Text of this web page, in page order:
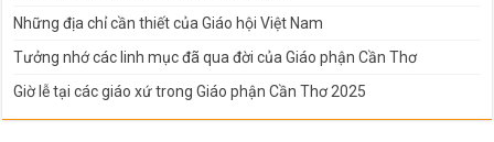
Những địa chỉ cần thiết của Giáo hội Việt Nam
Tưởng nhớ các linh mục đã qua đời của Giáo phận Cần Thơ
Giờ lễ tại các giáo xứ trong Giáo phận Cần Thơ 2025